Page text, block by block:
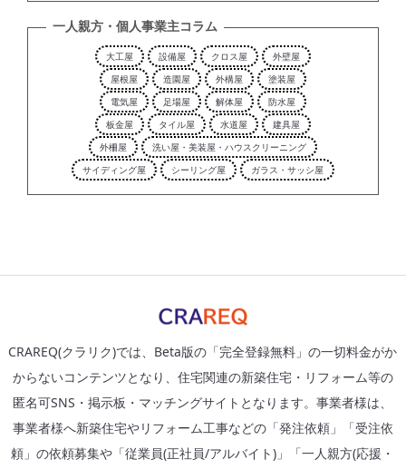
一人親方・個人事業主コラム
大工屋 設備屋 クロス屋
外壁屋
屋根屋
造園屋 外構屋
塗装屋
電気屋
足場屋 解体屋
防水屋
板金屋
タイル屋 水道屋
建具屋
外柵屋
洗い屋・美装屋・ハウスクリーニング
サイディング屋
シーリング屋 ガラス・サッシ屋
CRAREQ(クラリク)では、Beta版の「完全登録無料」の一切料金がか
からないコンテンツとなり、住宅関連の新築住宅・リフォーム等の
匿名可SNS・掲示板・マッチングサイトとなります。事業者様は、
事業者様へ新築住宅やリフォーム工事などの「発注依頼」「受注依
頼」の依頼募集や「従業員(正社員/アルバイト)」「一人親方(応援・